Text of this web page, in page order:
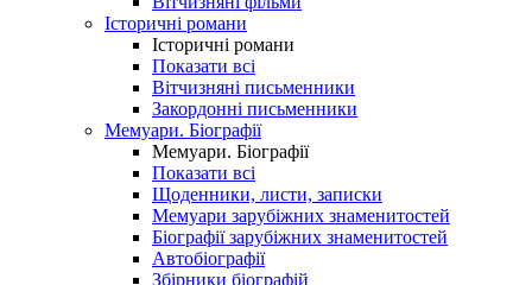
Історичні романи
Історичні романи
Показати всі
Вітчизняні письменники
Закордонні письменники
Мемуари. Біографії
Мемуари. Біографії
Показати всі
Щоденники, листи, записки
Мемуари зарубіжних знаменитостей
Біографії зарубіжних знаменитостей
Автобіографії
Збірники біографій